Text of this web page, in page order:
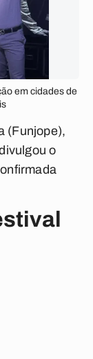
em cidades de
(Funjope),
o